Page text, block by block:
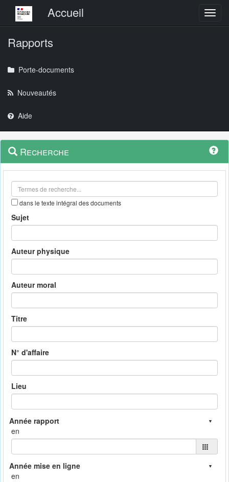
Menu principalAccueil
Rapports
Porte-documents
Nouveautés
Aide
Navigation
outils
Menu
contextuel
Recherche
dans le texte intégral des documents
Sujet
Auteur physique
Auteur moral
Titre
N° d'affaire
Lieu
en
en